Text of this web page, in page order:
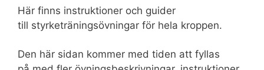
Här finns instruktioner och guider
till styrketräningsövningar för hela kroppen.
Den här sidan kommer med tiden att fyllas